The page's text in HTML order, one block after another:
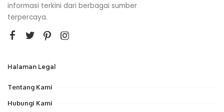
informasi terkini dari berbagai sumber
terpercaya.
Halaman Legal
Tentang Kami
Hubungi Kami